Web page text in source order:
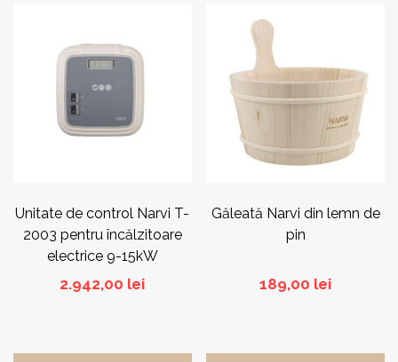
Unitate de control Narvi T-
2003 pentru încălzitoare
electrice 9-15kW
2.942,00 lei
Găleată Narvi din lemn de
pin
189,00 lei